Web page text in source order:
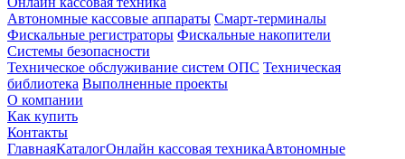
Автономные кассовые аппараты Смарт-терминалы
Фискальные регистраторы Фискальные накопители
Системы безопасности
Техническое обслуживание систем ОПС Техническая
библиотека Выполненные проекты
О компании
Как купить
Контакты
ГлавнаяКаталогОнлайн кассовая техникаАвтономные